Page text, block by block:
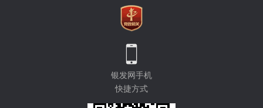
银发网手机
快捷方式